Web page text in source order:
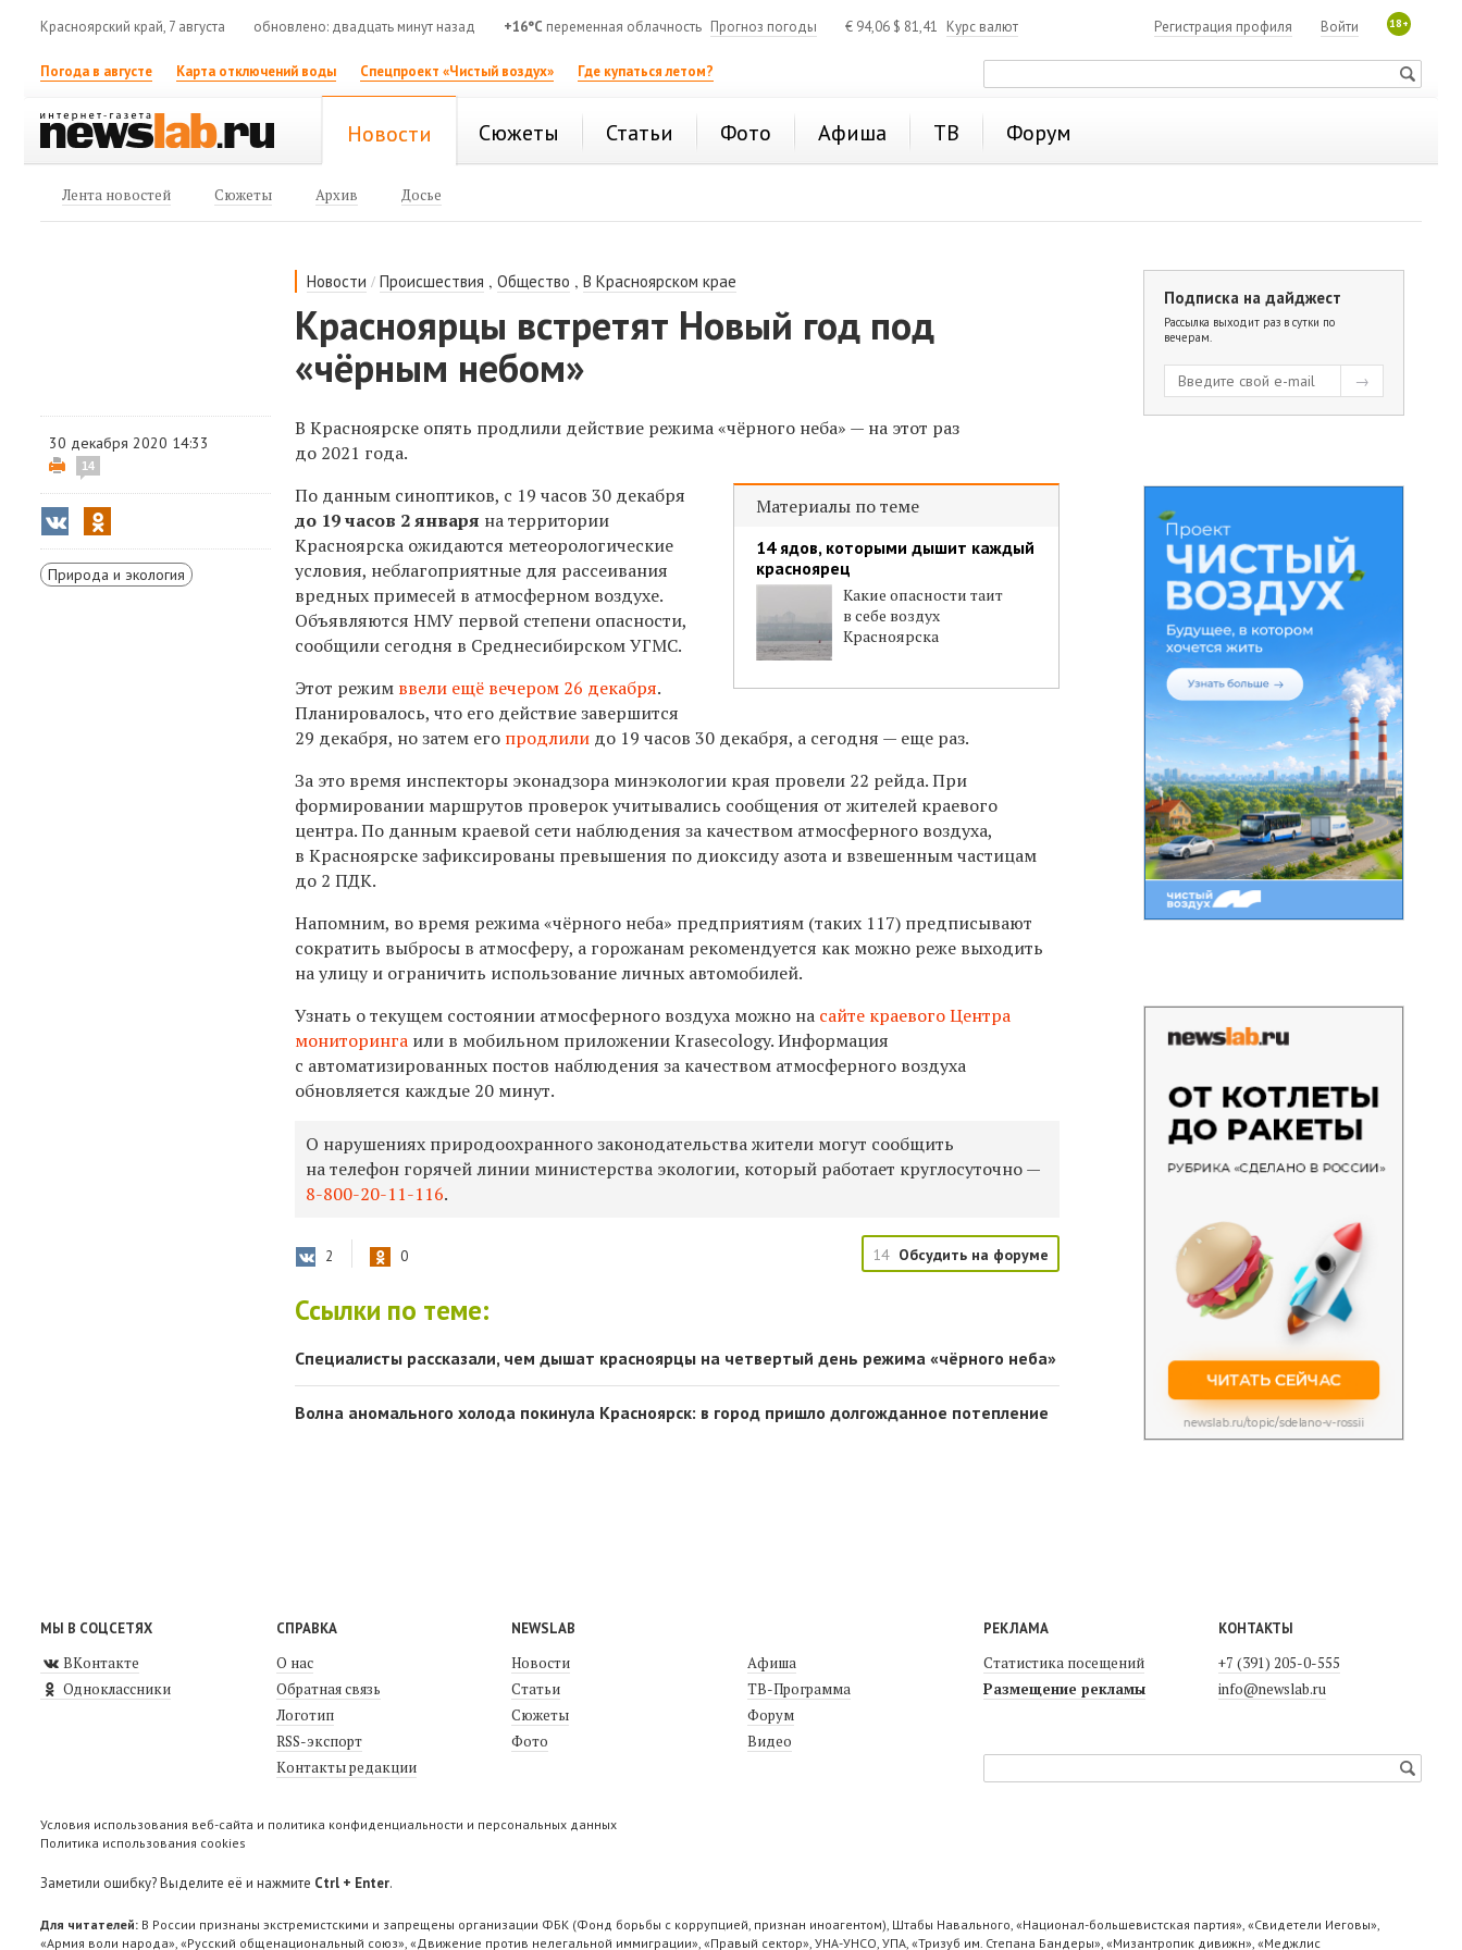
Красноярский край, 7 августа обновлено: двадцать минут назад +16°C переменная облачность Прогноз погоды € 94,06 $ 81,41 Курс валют 18+
Войти
Регистрация профиля
Погода в августе Карта отключений воды Спецпроект «Чистый воздух» Где купаться летом?
Новости Сюжеты Статьи Фото Афиша ТВ Форум
Лента новостей Сюжеты Архив Досье
Новости /Происшествия ,Общество ,В Красноярском крае
Красноярцы встретят Новый год под
«чёрным небом»
30 декабря 2020 14:33
14
Природа и экология
В Красноярске опять продлили действие режима «чёрного неба» — на этот раз
до 2021 года.
Материалы по теме
14 ядов, которыми дышит каждый
красноярец
Какие опасности таит
в себе воздух
Красноярска
По данным синоптиков, с 19 часов 30 декабря
до 19 часов 2 января на территории
Красноярска ожидаются метеорологические
условия, неблагоприятные для рассеивания
вредных примесей в атмосферном воздухе.
Объявляются НМУ первой степени опасности,
сообщили сегодня в Среднесибирском УГМС.
Этот режим ввели ещё вечером 26 декабря.
Планировалось, что его действие завершится
29 декабря, но затем его продлили до 19 часов 30 декабря, а сегодня — еще раз.
За это время инспекторы эконадзора минэкологии края провели 22 рейда. При
формировании маршрутов проверок учитывались сообщения от жителей краевого
центра.По данным краевой сети наблюдения за качеством атмосферного воздуха,
в Красноярске зафиксированы превышения по диоксиду азота и взвешенным частицам
до 2 ПДК.
Напомним, во время режима «чёрного неба» предприятиям (таких 117) предписывают
сократить выбросы в атмосферу, а горожанам рекомендуется как можно реже выходить
на улицу и ограничить использование личных автомобилей.
Узнать о текущем состоянии атмосферного воздуха можно на сайте краевогоЦентра
мониторинга или в мобильном приложении Krasecology. Информация
с автоматизированных постов наблюдения за качеством атмосферного воздуха
обновляется каждые 20 минут.
О нарушениях природоохранного законодательства жители могут сообщить
на телефон горячей линии министерства экологии, который работает круглосуточно —
8-800-20-11-116.
2 0 14 Обсудить на форуме
Ссылки по теме:
Специалисты рассказали, чем дышат красноярцы на четвертый день режима «чёрного неба»
Волна аномального холода покинула Красноярск: в город пришло долгожданное потепление
Подписка на дайджест
Рассылка выходит раз в сутки по
вечерам.
МЫ В СОЦСЕТЯХ
ВКонтакте
Одноклассники
СПРАВКА
О нас
Обратная связь
Логотип
RSS-экспорт
Контакты редакции
NEWSLAB
Новости
Статьи
Сюжеты
Фото
Афиша
ТВ-Программа
Форум
Видео
РЕКЛАМА
Статистика посещений
Размещение рекламы
КОНТАКТЫ
+7 (391) 205-0-555
info@newslab.ru
Условия использования веб-сайта и политика конфиденциальности и персональных данных
Политика использования cookies
Заметили ошибку? Выделите её и нажмите Ctrl + Enter.
Для читателей: В России признаны экстремистскими и запрещены организации ФБК (Фонд борьбы с коррупцией, признан иноагентом), Штабы Навального, «Национал-большевистская партия», «Свидетели Иеговы»,
«Армия воли народа», «Русский общенациональный союз», «Движение против нелегальной иммиграции», «Правый сектор», УНА-УНСО, УПА, «Тризуб им. Степана Бандеры», «Мизантропик дивижн», «Меджлис